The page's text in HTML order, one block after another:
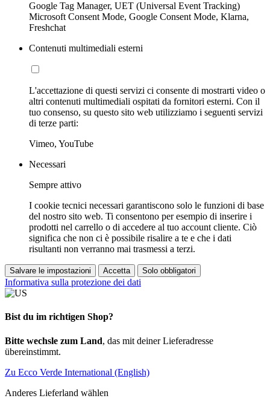
Google Tag Manager, UET (Universal Event Tracking)
Microsoft Consent Mode, Google Consent Mode, Klarna,
Freshchat
Contenuti multimediali esterni
L'accettazione di questi servizi ci consente di mostrarti video o
altri contenuti multimediali ospitati da fornitori esterni. Con il
tuo consenso, su questo sito web utilizziamo i seguenti servizi
di terze parti:
Vimeo, YouTube
Necessari
Sempre attivo
I cookie tecnici necessari garantiscono solo le funzioni di base
del nostro sito web. Ti consentono per esempio di inserire i
prodotti nel carrello o di accedere al tuo account cliente. Ciò
significa che non ci è possibile risalire a te e che i dati
risultanti non verranno mai trasmessi a terzi.
Salvare le impostazioni Accetta Solo obbligatori
Informativa sulla protezione dei dati
Bist du im richtigen Shop?
Bitte wechsle zum Land, das mit deiner Lieferadresse
übereinstimmt.
Zu Ecco Verde International (English)
Anderes Lieferland wählen